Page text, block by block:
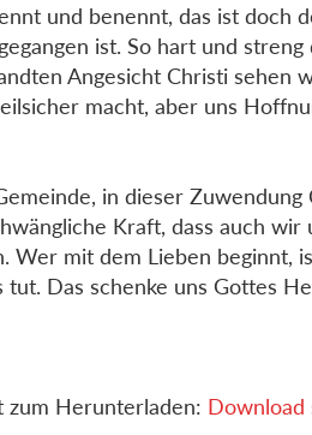
und benennt, das ist doch
ist. So hart und
Angesicht Christi sehen
macht, aber uns
in dieser
Kraft, dass auch wir
Wer mit dem Lieben beginnt,
tut. Das schenke uns Gottes
zum Herunterladen: Download